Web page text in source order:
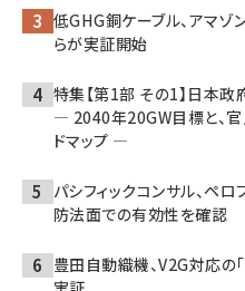
低GHG銅ケーブル、アマゾ
らが実証開始
特集【第1部 その1】日本
― 2040年20GW目標と、
ドマップ ―
パシフィックコンサル、ペ
防法面での有効性を確認
豊田自動織機、V2G対応の